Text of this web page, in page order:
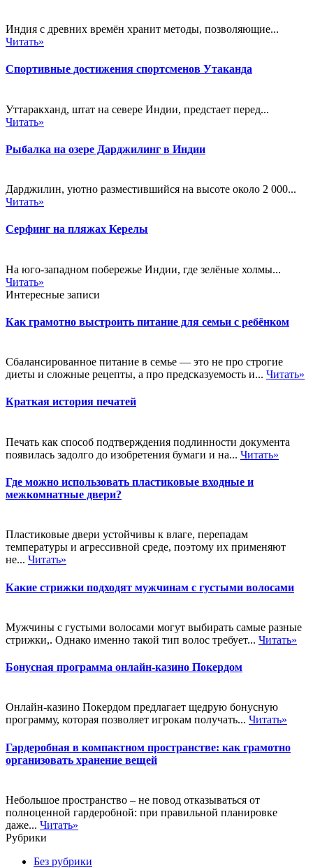
Индия с древних времён хранит методы, позволяющие...
Читать»
Спортивные достижения спортсменов Утаканда
Уттаракханд, штат на севере Индии, предстает перед...
Читать»
Рыбалка на озере Дарджилинг в Индии
Дарджилин, уютно разместившийся на высоте около 2 000...
Читать»
Серфинг на пляжах Керелы
На юго-западном побережье Индии, где зелёные холмы...
Читать»
Интересные записи
Как грамотно выстроить питание для семьи с ребёнком
Сбалансированное питание в семье — это не про строгие
диеты и сложные рецепты, а про предсказуемость и... Читать»
Краткая история печатей
Печать как способ подтверждения подлинности документа
появилась задолго до изобретения бумаги и на... Читать»
Где можно использовать пластиковые входные и
межкомнатные двери?
Пластиковые двери устойчивы к влаге, перепадам
температуры и агрессивной среде, поэтому их применяют
не... Читать»
Какие стрижки подходят мужчинам с густыми волосами
Мужчины с густыми волосами могут выбирать самые разные
стрижки,. Однако именно такой тип волос требует... Читать»
Бонусная программа онлайн-казино Покердом
Онлайн-казино Покердом предлагает щедрую бонусную
программу, которая позволяет игрокам получать... Читать»
Гардеробная в компактном пространстве: как грамотно
организовать хранение вещей
Небольшое пространство – не повод отказываться от
полноценной гардеробной: при правильной планировке
даже... Читать»
Рубрики
Без рубрики